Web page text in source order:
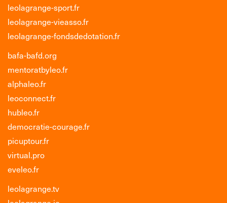
leolagrange-sport.fr
leolagrange-vieasso.fr
leolagrange-fondsdedotation.fr
bafa-bafd.org
mentoratbyleo.fr
alphaleo.fr
leoconnect.fr
hubleo.fr
democratie-courage.fr
picuptour.fr
virtual.pro
eveleo.fr
leolagrange.tv